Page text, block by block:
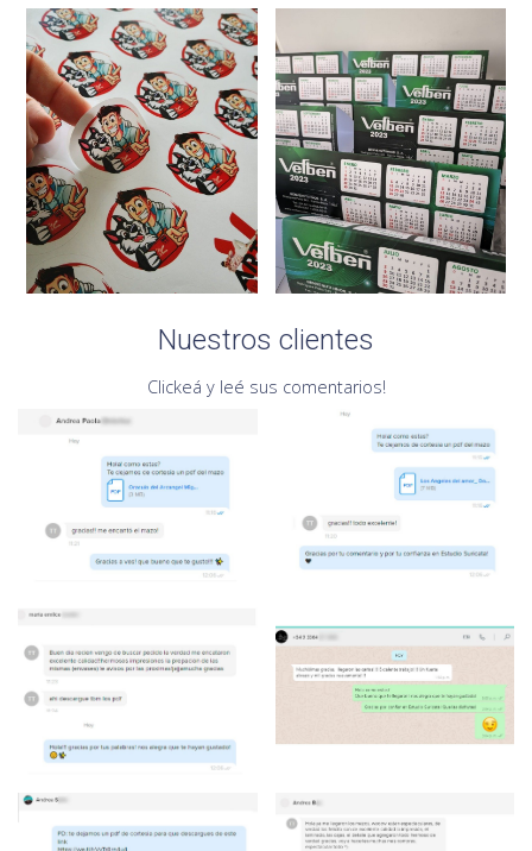
Nuestros clientes
Clickeá y leé sus comentarios!